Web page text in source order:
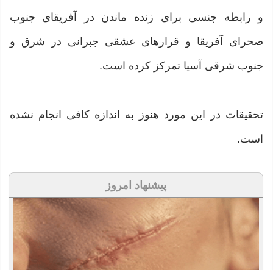
و رابطه جنسی برای زنده ماندن در آفریقای جنوب
صحرای آفریقا و قرارهای عشقی جبرانی در شرق و
جنوب شرقی آسیا تمرکز کرده است.
تحقیقات در این مورد هنوز به اندازه کافی انجام نشده
است.
پیشنهاد امروز